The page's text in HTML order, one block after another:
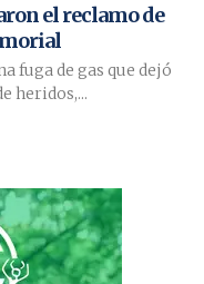
el reclamo de
fuga de gas que dejó
heridos,...